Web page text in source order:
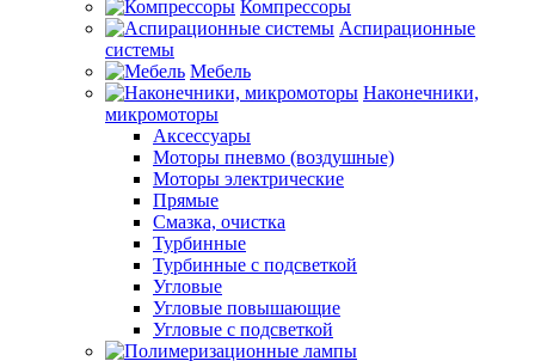
Компрессоры
Аспирационные
системы
Мебель
Наконечники,
микромоторы
Аксессуары
Моторы пневмо (воздушные)
Моторы электрические
Прямые
Смазка, очистка
Турбинные
Турбинные с подсветкой
Угловые
Угловые повышающие
Угловые с подсветкой